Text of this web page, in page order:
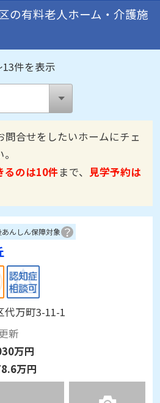
の有料老人ホーム・介護施
件を表示
合せをしたいホームにチェ
るのは10件まで、 見学予約は
あんしん保障対象
代万町3-11-1
新
万円
万円